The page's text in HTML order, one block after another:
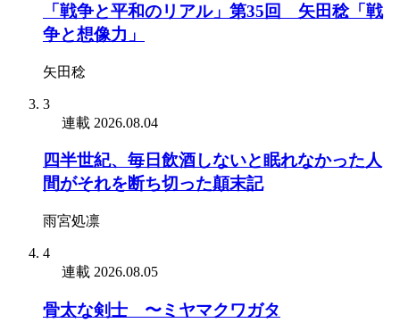
「戦争と平和のリアル」第35回 矢田稔「戦
争と想像力」
矢田稔
3
連載 2026.08.04
四半世紀、毎日飲酒しないと眠れなかった人
間がそれを断ち切った顛末記
雨宮処凛
4
連載 2026.08.05
骨太な剣士 〜ミヤマクワガタ